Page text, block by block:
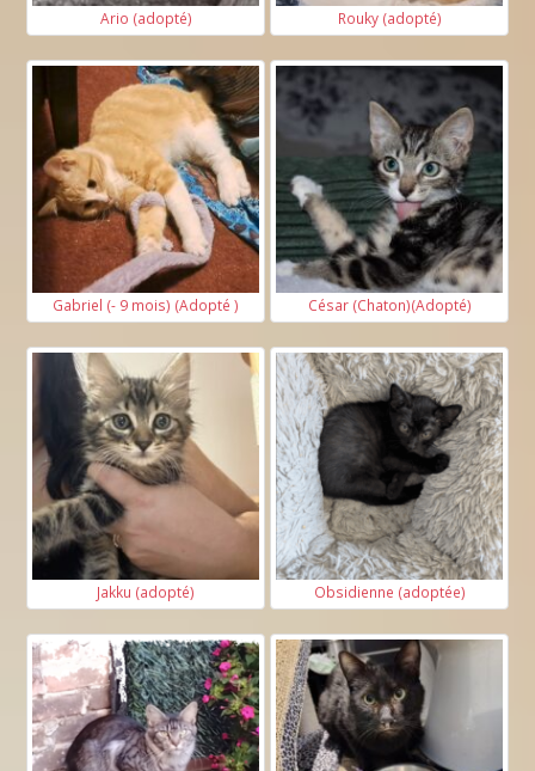
Ario (adopté) Rouky (adopté)
Gabriel (- 9 mois) (Adopté ) César (Chaton)(Adopté)
Jakku (adopté) Obsidienne (adoptée)